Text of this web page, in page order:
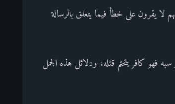
يقرون على خطأ فيما يتعلق بالرسالة
كافر يتحتم قتله، ودلائل هذه الجمل